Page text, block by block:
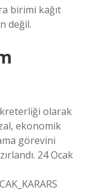
birimi kağıt
değil.
olarak
ekonomik
görevini
24 Ocak